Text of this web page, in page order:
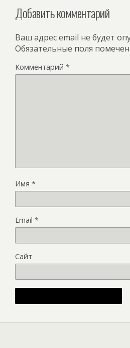
Добавить комментарий
Ваш адрес email не будет
Обязательные поля
Комментарий *
Имя *
Email *
Сайт